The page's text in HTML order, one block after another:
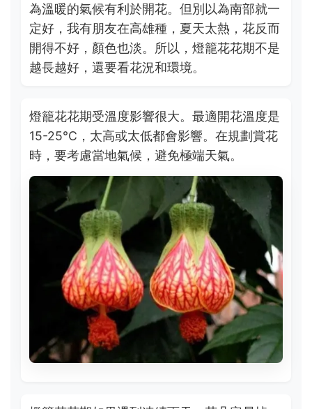
為溫暖的氣候有利於開花。但別以為南部就一
定好，我有朋友在高雄種，夏天太熱，花反而
開得不好，顏色也淡。所以，燈籠花花期不是
越長越好，還要看花況和環境。
燈籠花花期受溫度影響很大。最適開花溫度是
15-25°C，太高或太低都會影響。在規劃賞花
時，要考慮當地氣候，避免極端天氣。